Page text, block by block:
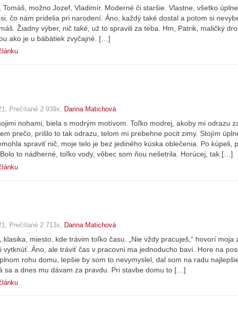
Tomáš, možno Jozef, Vladimír. Moderné či staršie. Vlastne, všetko
čo nám pridelia pri narodení. Áno, každý také dostal a potom si
Žiadny výber, nič také, už to spravili za teba. Hm, Patrik, maličký
ako je u bábätiek zvyčajné. […]
Prečítané 2 939x, Darina Matichová
nohami, biela s modrým motívom. Toľko modrej, akoby mi odrazu
prečo, prišlo to tak odrazu, telom mi prebehne pocit zimy. Stojím
spraviť nič, moje telo je bez jediného kúska oblečenia. Po kúpeli,
to nádherné, toľko vody, vôbec som ňou nešetrila. Horúcej, tak […]
Prečítané 2 713x, Darina Matichová
klasika, miesto, kde trávim toľko času. „Nie vždy pracuješ,“ hovorí moja
vytknúť. Áno, ale tráviť čas v pracovni ma jednoducho baví. Hore na
rohu domu, lepšie by som to nevymyslel, dal som na radu
sa a dnes mu dávam za pravdu. Pri stavbe domu to […]